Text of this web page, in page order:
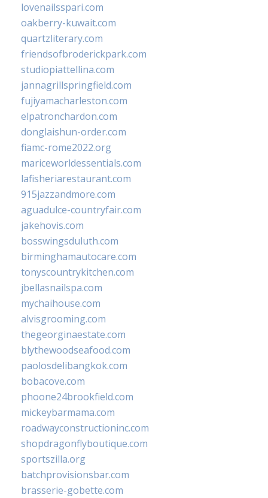
lovenailsspari.com
oakberry-kuwait.com
quartzliterary.com
friendsofbroderickpark.com
studiopiattellina.com
jannagrillspringfield.com
fujiyamacharleston.com
elpatronchardon.com
donglaishun-order.com
fiamc-rome2022.org
mariceworldessentials.com
lafisheriarestaurant.com
915jazzandmore.com
aguadulce-countryfair.com
jakehovis.com
bosswingsduluth.com
birminghamautocare.com
tonyscountrykitchen.com
jbellasnailspa.com
mychaihouse.com
alvisgrooming.com
thegeorginaestate.com
blythewoodseafood.com
paolosdelibangkok.com
bobacove.com
phoone24brookfield.com
mickeybarmama.com
roadwayconstructioninc.com
shopdragonflyboutique.com
sportszilla.org
batchprovisionsbar.com
brasserie-gobette.com